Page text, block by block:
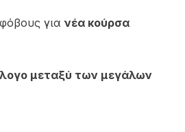
για νέα κούρσα
μεταξύ των μεγάλων